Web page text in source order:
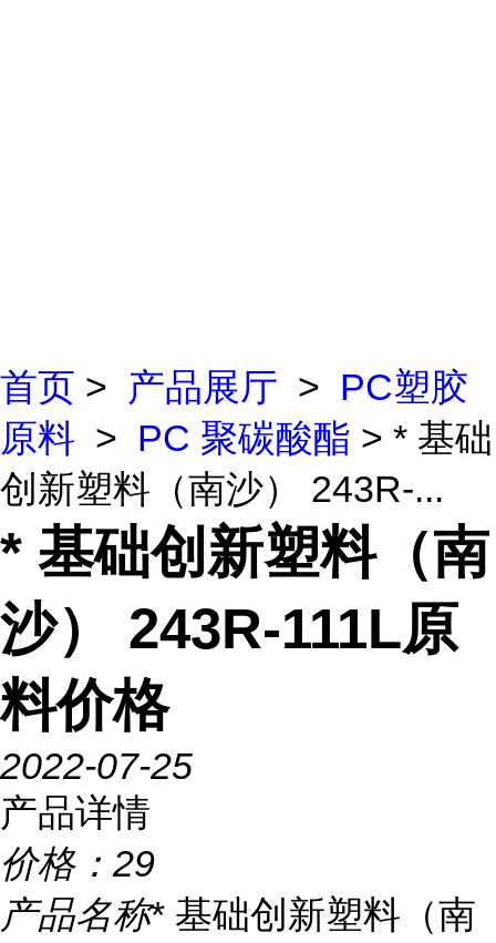
首页 > 产品展厅 > PC塑胶
原料 > PC 聚碳酸酯 > * 基础
创新塑料（南沙） 243R-...
* 基础创新塑料（南
沙） 243R-111L原
料价格
2022-07-25
产品详情
价格： 29
产品名称* 基础创新塑料（南